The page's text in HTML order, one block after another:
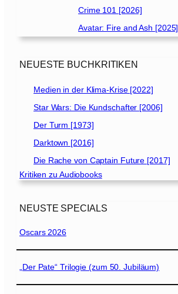
Crime 101 [2026]
Avatar: Fire and Ash [2025]
NEUESTE BUCHKRITIKEN
Medien in der Klima-Krise [2022]
Star Wars: Die Kundschafter [2006]
Der Turm [1973]
Darktown [2016]
Die Rache von Captain Future [2017]
Kritiken zu Audiobooks
NEUSTE SPECIALS
Oscars 2026
„Der Pate“ Trilogie (zum 50. Jubiläum)